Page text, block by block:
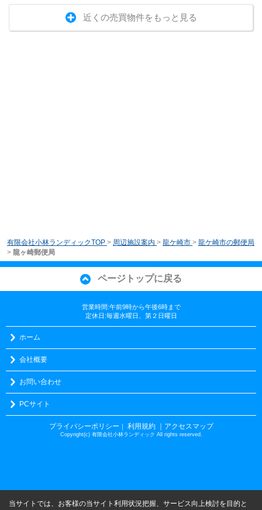
近くの売買物件をもっと見る
有限会社小林ランディックTOP > 周辺施設案内 > 龍ケ崎市 > 龍ケ崎市の郵便局
> 龍ヶ崎郵便局
ページトップに戻る
営業時間:午前9時から午後6時まで
定休日:毎週水曜日、第２日曜日
ホーム
会社概要
お問い合わせ
PCサイト
プライバシーポリシー ｜ 利用規約 ｜アクセスマップ
Copyright(c) 有限会社小林ランディック All rights reserved.
当サイトでは、お客様の当サイト利用状況把握、サービス向上検討を目的と